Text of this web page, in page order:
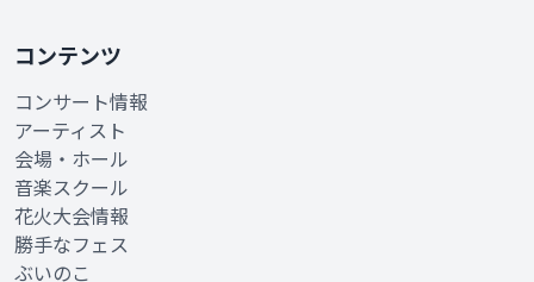
コンテンツ
コンサート情報
アーティスト
会場・ホール
音楽スクール
花火大会情報
勝手なフェス
ぶいのこ